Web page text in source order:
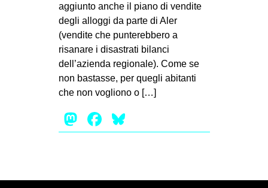
MOVIMENTI
AMBIENTE
ANTIFASCISMO
DIRITTO ALL’ABITARE
GENERI
MIGRAZIONI
PRECARIATO
aggiunto anche il piano di vendite
degli alloggi da parte di Aler
(vendite che punterebbero a
risanare i disastrati bilanci
dell’azienda regionale). Come se
non bastasse, per quegli abitanti
che non vogliono o […]
Mastodon
Facebook